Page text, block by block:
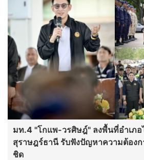
มท.4 "โกแพ-วรศิษฎ์" ลงพื้นที่อำเภอ
สุราษฎร์ธานี รับฟังปัญหาความต้อง
ชิด